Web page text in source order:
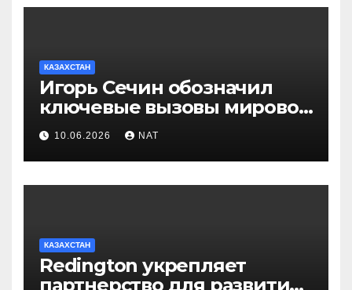
КАЗАХСТАН
Игорь Сечин обозначил
ключевые вызовы мировой
энергетики и экономики
10.06.2026 NAT
КАЗАХСТАН
Redington укрепляет
партнерство для развития